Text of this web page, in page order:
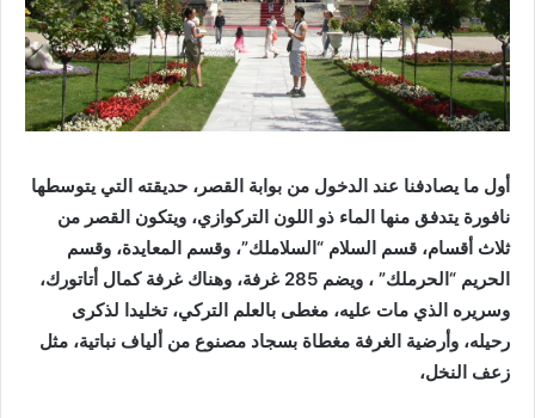
أول ما يصادفنا عند الدخول من بوابة القصر، حديقته التي يتوسطها
نافورة يتدفق منها الماء ذو اللون التركوازي، ويتكون القصر من
ثلاث أقسام، قسم السلام “السلاملك”، وقسم المعايدة، وقسم
الحريم “الحرملك” ، ويضم 285 غرفة، وهناك غرفة كمال أتاتورك،
وسريره الذي مات عليه، مغطى بالعلم التركي، تخليدا لذكرى
رحيله، وأرضية الغرفة مغطاة بسجاد مصنوع من ألياف نباتية، مثل
زعف النخل،